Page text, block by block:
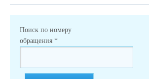
Поиск по номеру
обращения *